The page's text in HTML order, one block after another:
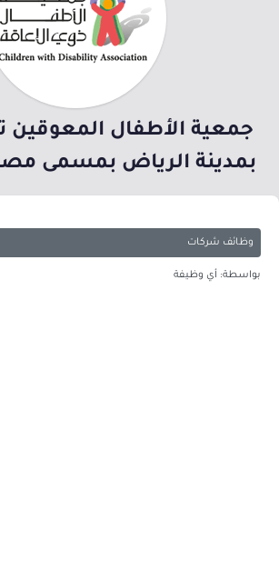
جمعية الأطفال المعوقين
بمدينة الرياض بمسمى
وظائف شركات
بواسطة: أي وظيفة